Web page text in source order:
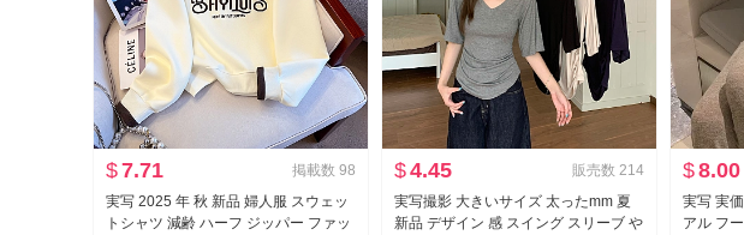
$7.71 掲載数 98
実写 2025 年 秋 新品 婦人服 スウェッ
トシャツ 減齢 ハーフ ジッパー ファッ
$4.45 販売数 214
実写撮影 大きいサイズ 太ったmm 夏
新品 デザイン 感 スイング スリーブ や
$8.00
実写 実
アル フ